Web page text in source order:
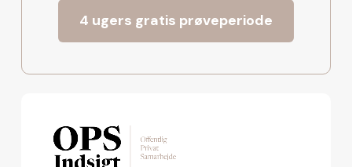
4 ugers gratis prøveperiode